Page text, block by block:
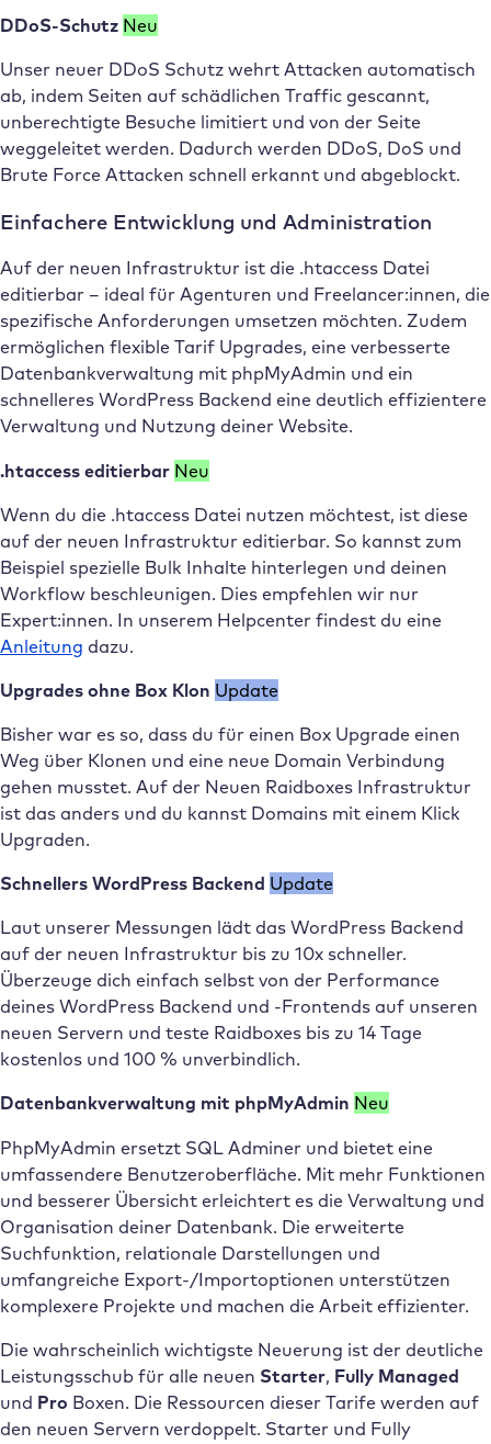
DDoS-Schutz Neu
Unser neuer DDoS Schutz wehrt Attacken automatisch
ab, indem Seiten auf schädlichen Traffic gescannt,
unberechtigte Besuche limitiert und von der Seite
weggeleitet werden. Dadurch werden DDoS, DoS und
Brute Force Attacken schnell erkannt und abgeblockt.
Einfachere Entwicklung und Administration
Auf der neuen Infrastruktur ist die .htaccess Datei
editierbar – ideal für Agenturen und Freelancer:innen, die
spezifische Anforderungen umsetzen möchten. Zudem
ermöglichen flexible Tarif Upgrades, eine verbesserte
Datenbankverwaltung mit phpMyAdmin und ein
schnelleres WordPress Backend eine deutlich effizientere
Verwaltung und Nutzung deiner Website.
.htaccess editierbar Neu
Wenn du die .htaccess Datei nutzen möchtest, ist diese
auf der neuen Infrastruktur editierbar. So kannst zum
Beispiel spezielle Bulk Inhalte hinterlegen und deinen
Workflow beschleunigen. Dies empfehlen wir nur
Expert:innen. In unserem Helpcenter findest du eine
Anleitung dazu.
Upgrades ohne Box Klon Update
Bisher war es so, dass du für einen Box Upgrade einen
Weg über Klonen und eine neue Domain Verbindung
gehen musstet. Auf der Neuen Raidboxes Infrastruktur
ist das anders und du kannst Domains mit einem Klick
Upgraden.
Schnellers WordPress Backend Update
Laut unserer Messungen lädt das WordPress Backend
auf der neuen Infrastruktur bis zu 10x schneller.
Überzeuge dich einfach selbst von der Performance
deines WordPress Backend und -Frontends auf unseren
neuen Servern und teste Raidboxes bis zu 14 Tage
kostenlos und 100 % unverbindlich.
Datenbankverwaltung mit phpMyAdmin Neu
PhpMyAdmin ersetzt SQL Adminer und bietet eine
umfassendere Benutzeroberfläche. Mit mehr Funktionen
und besserer Übersicht erleichtert es die Verwaltung und
Organisation deiner Datenbank. Die erweiterte
Suchfunktion, relationale Darstellungen und
umfangreiche Export-/Importoptionen unterstützen
komplexere Projekte und machen die Arbeit effizienter.
Die wahrscheinlich wichtigste Neuerung ist der deutliche
Leistungsschub für alle neuen Starter, Fully Managed
und Pro Boxen. Die Ressourcen dieser Tarife werden auf
den neuen Servern verdoppelt. Starter und Fully